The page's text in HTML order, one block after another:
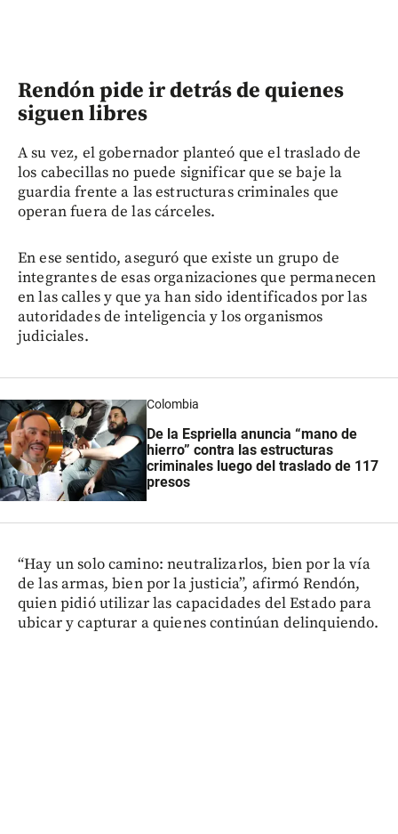
Rendón pide ir detrás de quienes
siguen libres
A su vez, el gobernador planteó que el traslado de
los cabecillas no puede significar que se baje la
guardia frente a las estructuras criminales que
operan fuera de las cárceles.
En ese sentido, aseguró que existe un grupo de
integrantes de esas organizaciones que permanecen
en las calles y que ya han sido identificados por las
autoridades de inteligencia y los organismos
judiciales.
Colombia
De la Espriella anuncia “mano de
hierro” contra las estructuras
criminales luego del traslado de 117
presos
“Hay un solo camino: neutralizarlos, bien por la vía
de las armas, bien por la justicia”, afirmó Rendón,
quien pidió utilizar las capacidades del Estado para
ubicar y capturar a quienes continúan delinquiendo.